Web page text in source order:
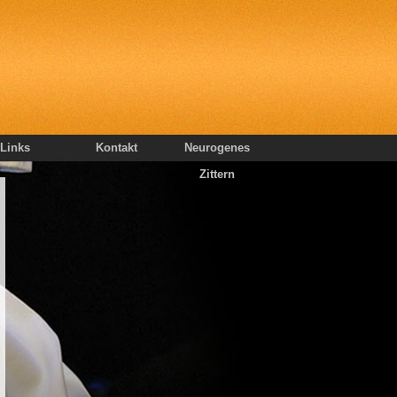
Links Kontakt
Neurogenes
Zittern